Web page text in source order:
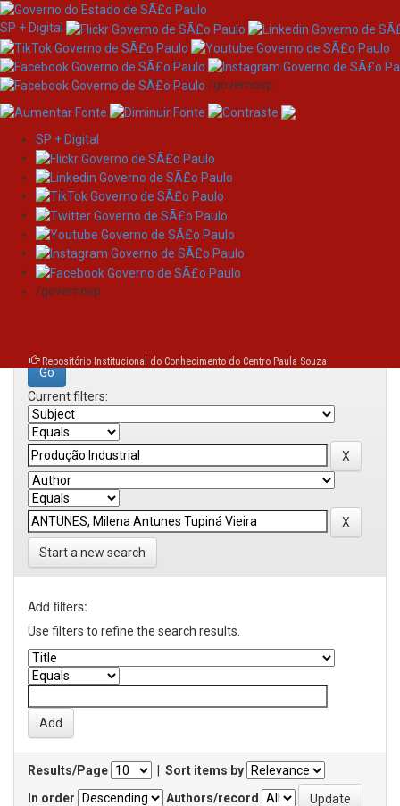
Skip
navigation
SP + Digital
/governosp
SP + Digital
/governosp
Repositório Institucional do Conhecimento do Centro Paula Souza
Search
Search:
Current filters:
Start a new search
Add filters:
Use filters to refine the search results.
Results/Page
Sort items by
In order
Authors/record